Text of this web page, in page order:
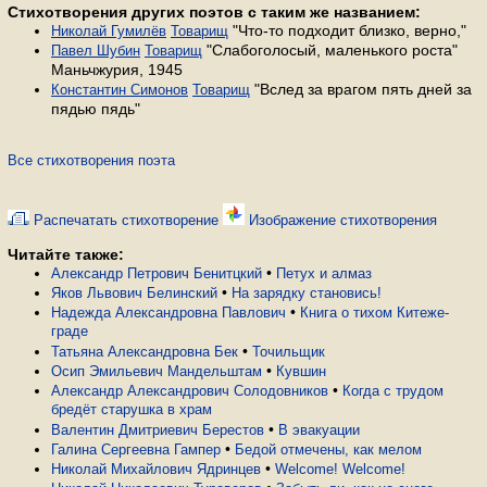
Стихотворения других поэтов с таким же названием:
Николай Гумилёв Товарищ "Что-то подходит близко, верно,"
Павел Шубин Товарищ "Слабоголосый, маленького роста"
Маньчжурия, 1945
Константин Симонов Товарищ "Вслед за врагом пять дней за
пядью пядь"
Все стихотворения поэта
Распечатать стихотворение Изображение стихотворения
Читайте также:
Александр Петрович Бенитцкий • Петух и алмаз
Яков Львович Белинский • На зарядку становись!
Надежда Александровна Павлович • Книга о тихом Китеже-
граде
Татьяна Александровна Бек • Точильщик
Осип Эмильевич Мандельштам • Кувшин
Александр Александрович Солодовников • Когда с трудом
бредёт старушка в храм
Валентин Дмитриевич Берестов • В эвакуации
Галина Сергеевна Гампер • Бедой отмечены, как мелом
Николай Михайлович Ядринцев • Welcome! Welcome!